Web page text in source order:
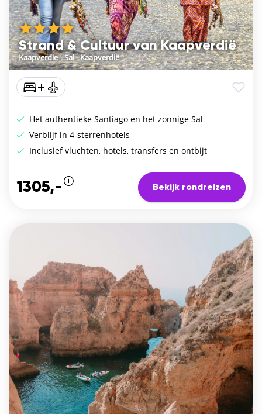
Strand & Cultuur van Kaapverdië
Kaapverdie/Sal - Kaapverdië
Het authentieke Santiago en het zonnige Sal
Verblijf in 4-sterrenhotels
Inclusief vluchten, hotels, transfers en ontbijt
1305,- Bekijk rondreizen